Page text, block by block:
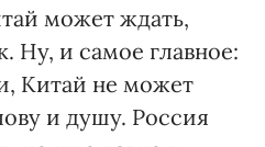
может ждать,
Ну, и самое главное:
Китай не может
и душу. Россия